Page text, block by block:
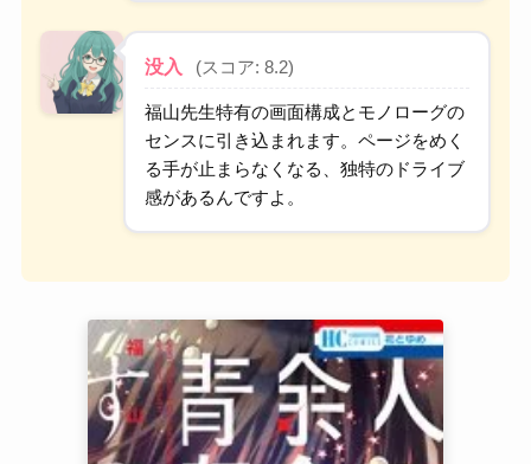
没入 (スコア: 8.2)
福山先生特有の画面構成とモノローグの
センスに引き込まれます。ページをめく
る手が止まらなくなる、独特のドライブ
感があるんですよ。